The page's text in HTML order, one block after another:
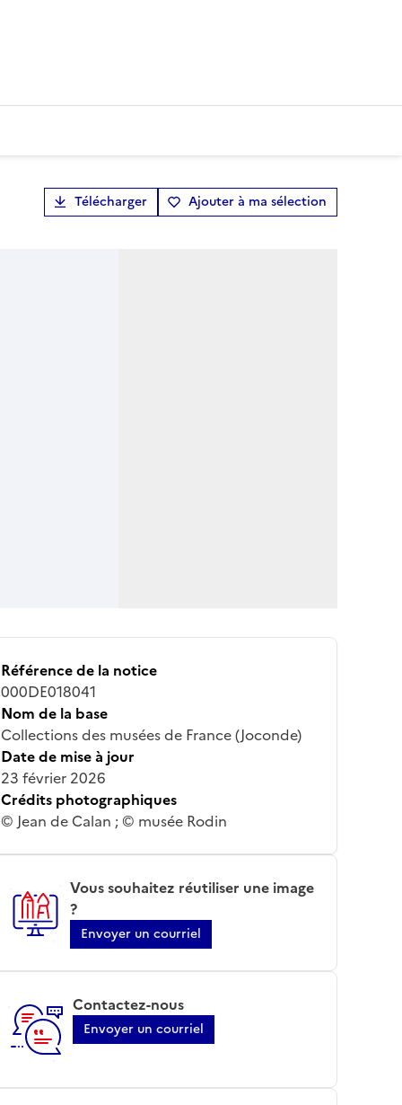
Télécharger Ajouter à ma sélection
Référence de la notice
000DE018041
Nom de la base
Collections des musées de France (Joconde)
Date de mise à jour
23 février 2026
Crédits photographiques
© Jean de Calan ; © musée Rodin
Vous souhaitez réutiliser une image
?
Envoyer un courriel
Contactez-nous
Envoyer un courriel